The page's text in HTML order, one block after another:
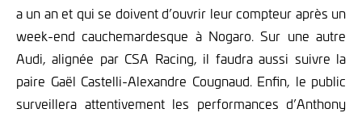
a un an et qui se doivent d’ouvrir leur compteur après un
week-end cauchemardesque à Nogaro. Sur une autre
Audi, alignée par CSA Racing, il faudra aussi suivre la
paire Gaël Castelli-Alexandre Cougnaud. Enfin, le public
surveillera attentivement les performances d’Anthony